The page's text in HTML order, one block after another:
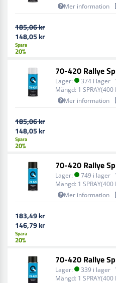
Mer information
185,06 kr
148,05 kr
Spara
20%
70-420 Rallye
Lager: 374 i lager
Mängd: 1 SPRAY(400
Mer information
185,06 kr
148,05 kr
Spara
20%
70-420 Rallye
Lager: 749 i lager
Mängd: 1 SPRAY(400
Mer information
183,49 kr
146,79 kr
Spara
20%
70-420 Rallye
Lager: 339 i lager
Mängd: 1 SPRAY(400